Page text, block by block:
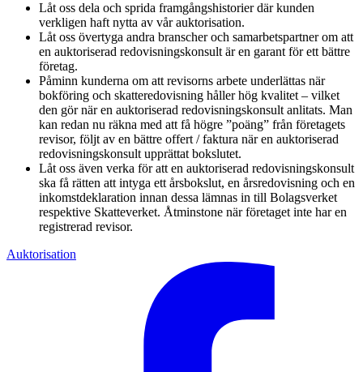
Låt oss dela och sprida framgångshistorier där kunden
verkligen haft nytta av vår auktorisation.
Låt oss övertyga andra branscher och samarbetspartner om att
en auktoriserad redovisningskonsult är en garant för ett bättre
företag.
Påminn kunderna om att revisorns arbete underlättas när
bokföring och skatteredovisning håller hög kvalitet – vilket
den gör när en auktoriserad redovisningskonsult anlitats. Man
kan redan nu räkna med att få högre ”poäng” från företagets
revisor, följt av en bättre offert / faktura när en auktoriserad
redovisningskonsult upprättat bokslutet.
Låt oss även verka för att en auktoriserad redovisningskonsult
ska få rätten att intyga ett årsbokslut, en årsredovisning och en
inkomstdeklaration innan dessa lämnas in till Bolagsverket
respektive Skatteverket. Åtminstone när företaget inte har en
registrerad revisor.
Auktorisation